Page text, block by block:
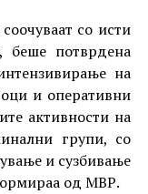
со исти
беше потврдена
на
и оперативни
активности на
групи, со
и сузбивање
од МВР.